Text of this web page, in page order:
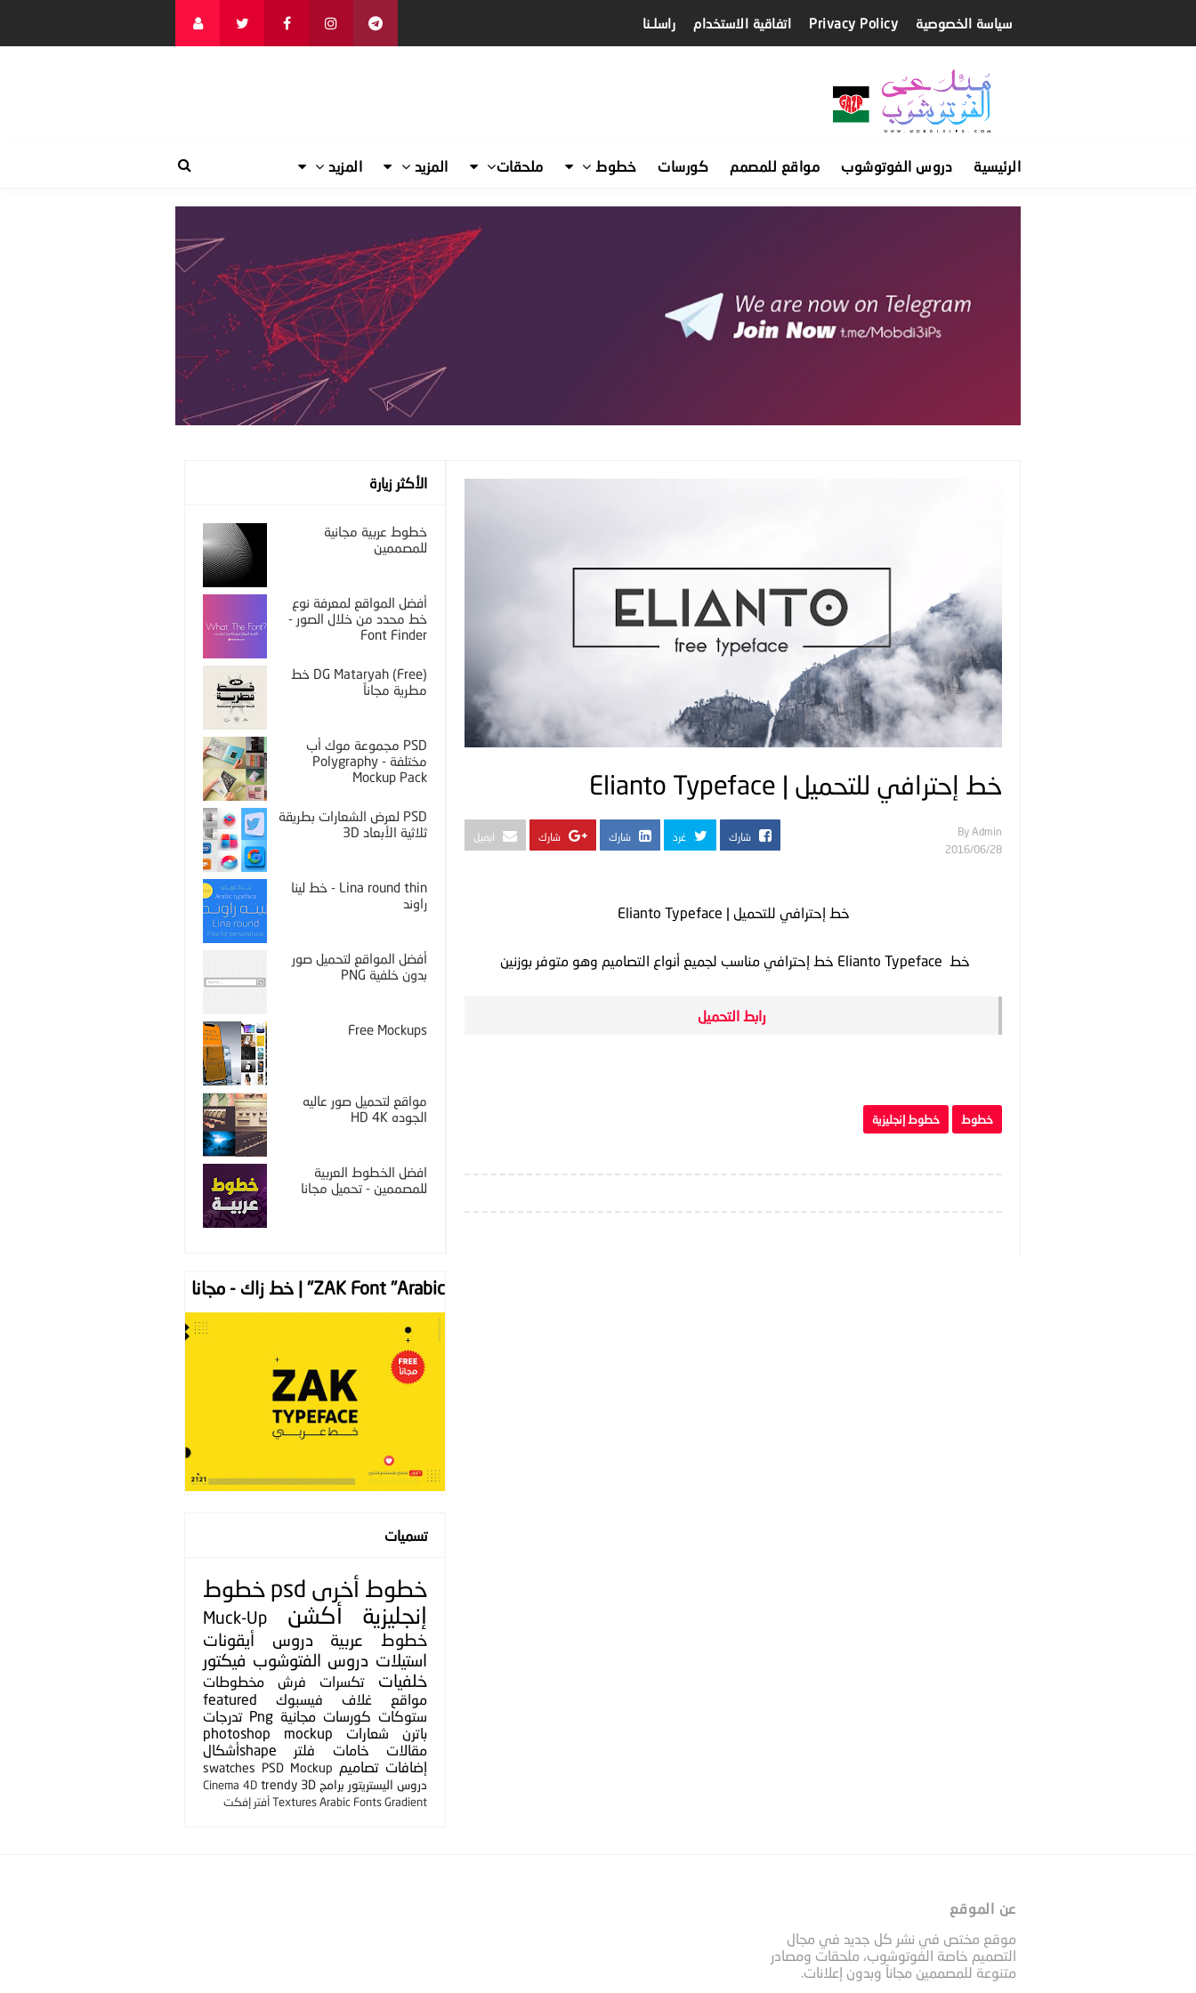
سياسة الخصوصية Privacy Policy اتفاقية الاستخدام راسلـنا
الرئيسية دروس الفوتوشوب مواقع للمصمم كورسات خطوط ملحقات المزيد المزيد
خط إحترافي للتحميل | Elianto Typeface
By Admin
28‏/06‏/2016
شارك غرد شارك شارك ايميل
خط إحترافي للتحميل | Elianto Typeface
خط Elianto Typeface خط إحترافي مناسب لجميع أنواع التصاميم وهو متوفر بوزنين
رابط التحميل
خطوط خطوط إنجليزية
الأكثر زيارة
خطوط عربية مجانية
للمصممين
أفضل المواقع لمعرفة نوع
خط محدد من خلال الصور -
Font Finder
DG Mataryah (Free) خط
مطرية مجاناً
PSD مجموعة موك أب
مختلفة - Polygraphy
Mockup Pack
PSD لعرض الشعارات بطريقة
ثلاثية الأبعاد 3D
Lina round thin - خط لينا
راوند
أفضل المواقع لتحميل صور
بدون خلفية PNG
Free Mockups
مواقع لتحميل صور عاليه
الجوده HD 4K
افضل الخطوط العربية
للمصممين - تحميل مجانا
ZAK Font "Arabic" | خط زاك - مجانا
تسميات
خطوط أخرى psd خطوط
إنجليزية
أكشن
Muck-Up
خطوط عربية
دروس
أيقونات
استيلات دروس الفتوشوب فيكتور
خلفيات
تكسرات فرش
مخطوطات
مواقع
غلاف فيسبوك
featured
ستوكات كورسات مجانية Png تدرجات
باترن
شعارات
photoshop mockup
مقالات
خامات فلتر
shapeأشكال
إضافات تصاميم PSD Mockup
swatches
دروس اليستريتور برامج 3D
trendy
Cinema 4D
Gradient
Arabic Fonts
Texturesأفتر إفكت
عن الموقع
موقع مختص في نشر كل جديد في مجال
التصميم خاصة الفوتوشوب، ملحقات ومصادر
متنوعة للمصممين مجاناً وبدون إعلانات.